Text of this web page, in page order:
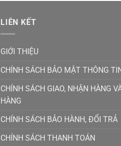
LIÊN KẾT
GIỚI THIỆU
CHÍNH SÁCH BẢO MẬT THÔNG
CHÍNH SÁCH GIAO, NHẬN HÀNG
HÀNG
CHÍNH SÁCH BẢO HÀNH, ĐỔI TRẢ
CHÍNH SÁCH THANH TOÁN